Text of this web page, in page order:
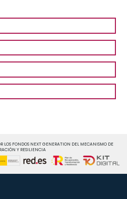
FONDOS NEXT GENERATION DEL MECANISMO DE
Y RESILIENCIA